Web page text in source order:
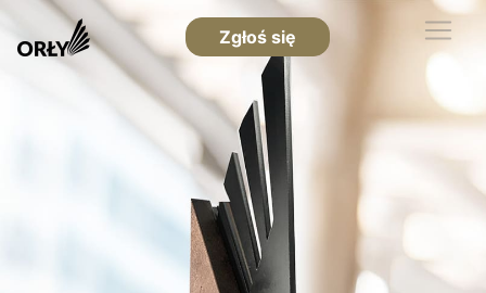
Zgłoś się